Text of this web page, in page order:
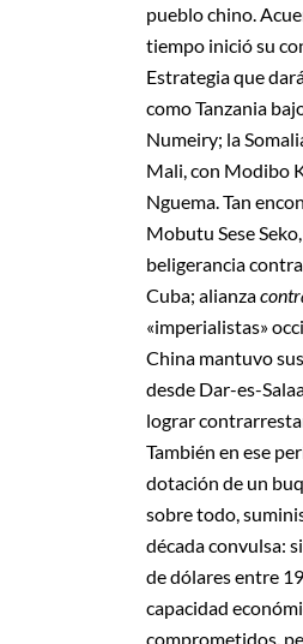
pueblo chino.
tiempo inició su
Estrategia que
como Tanzania
Numeiry; la
Mali, con Modibo
Nguema. Tan
Mobutu Sese
beligerancia
Cuba; alianza
«imperialistas»
China mantuvo
desde Dar-es-
lograr
También en ese
dotación de un
sobre todo,
década convulsa:
de dólares entre
capacidad
comprometidos,